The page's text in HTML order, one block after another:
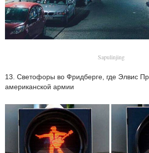
Sapulinjing
13. Светофоры во Фридберге, где Элвис
американской армии